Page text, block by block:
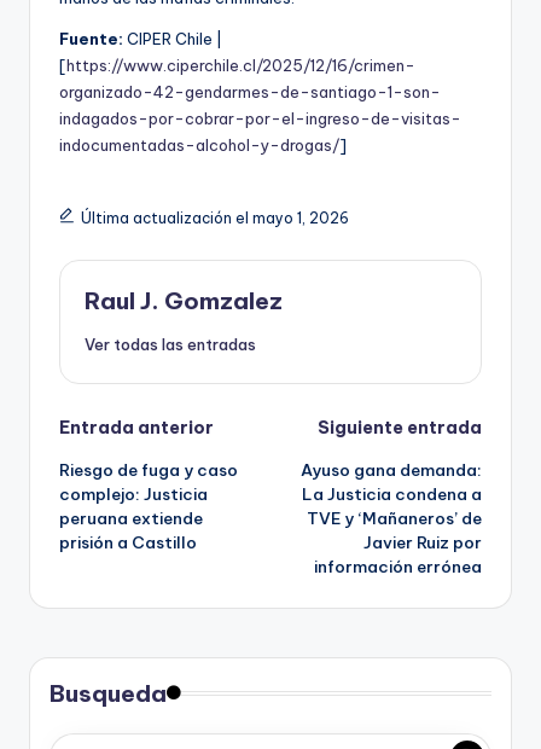
Fuente: CIPER Chile |
[https://www.ciperchile.cl/2025/12/16/crimen-
organizado-42-gendarmes-de-santiago-1-son-
indagados-por-cobrar-por-el-ingreso-de-visitas-
indocumentadas-alcohol-y-drogas/]
Última actualización el mayo 1, 2026
Raul J. Gomzalez
Ver todas las entradas
Navegación
de
entradas
Entrada anterior
Riesgo de fuga y caso
complejo: Justicia
peruana extiende
prisión a Castillo
Siguiente entrada
Ayuso gana demanda:
La Justicia condena a
TVE y ‘Mañaneros’ de
Javier Ruiz por
información errónea
Busqueda